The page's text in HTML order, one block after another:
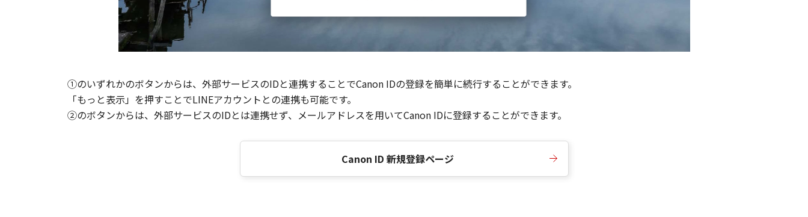
①のいずれかのボタンからは、外部サービスのIDと連携することでCanon IDの登録を簡単に続行することができます。
「もっと表示」を押すことでLINEアカウントとの連携も可能です。
②のボタンからは、外部サービスのIDとは連携せず、メールアドレスを用いてCanon IDに登録することができます。
Canon ID 新規登録ページ